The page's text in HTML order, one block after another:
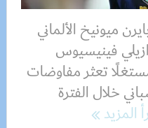
ميونيخ الألماني
فينيسيوس
تعثر مفاوضات
خلال الفترة
المزيد